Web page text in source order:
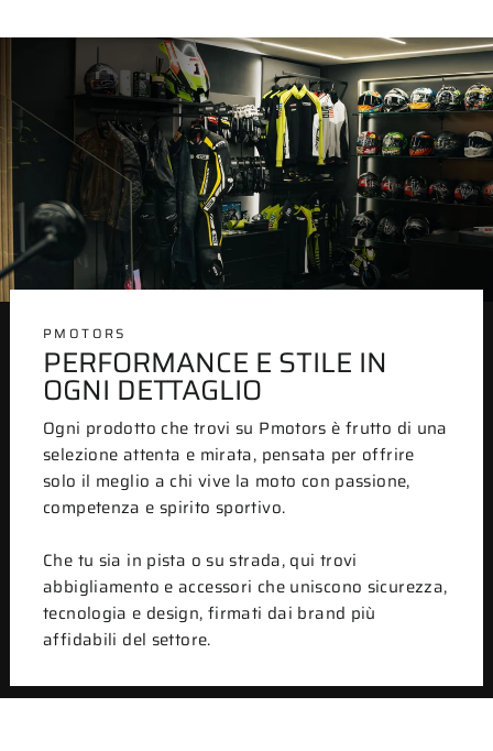
PMOTORS
PERFORMANCE E STILE IN
OGNI DETTAGLIO
Ogni prodotto che trovi su Pmotors è frutto di una
selezione attenta e mirata, pensata per offrire
solo il meglio a chi vive la moto con passione,
competenza e spirito sportivo.
Che tu sia in pista o su strada, qui trovi
abbigliamento e accessori che uniscono sicurezza,
tecnologia e design, firmati dai brand più
affidabili del settore.